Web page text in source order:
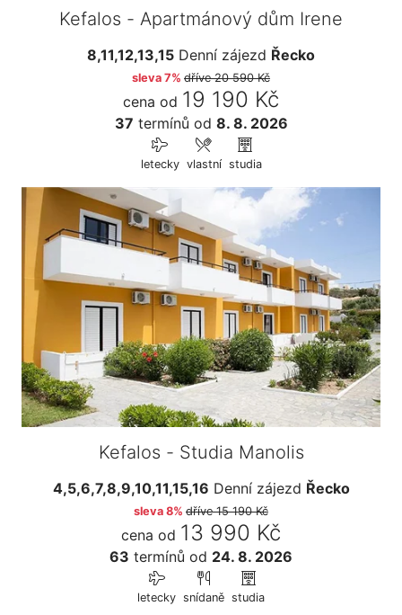
Kefalos - Apartmánový dům Irene
8,11,12,13,15 Denní zájezd Řecko
sleva 7% dříve20 590 Kč
cena od 19 190 Kč
37 termínů od 8. 8. 2026
letecky vlastní studia
Kefalos - Studia Manolis
4,5,6,7,8,9,10,11,15,16 Denní zájezd Řecko
sleva 8% dříve15 190 Kč
cena od 13 990 Kč
63 termínů od 24. 8. 2026
letecky snídaně studia